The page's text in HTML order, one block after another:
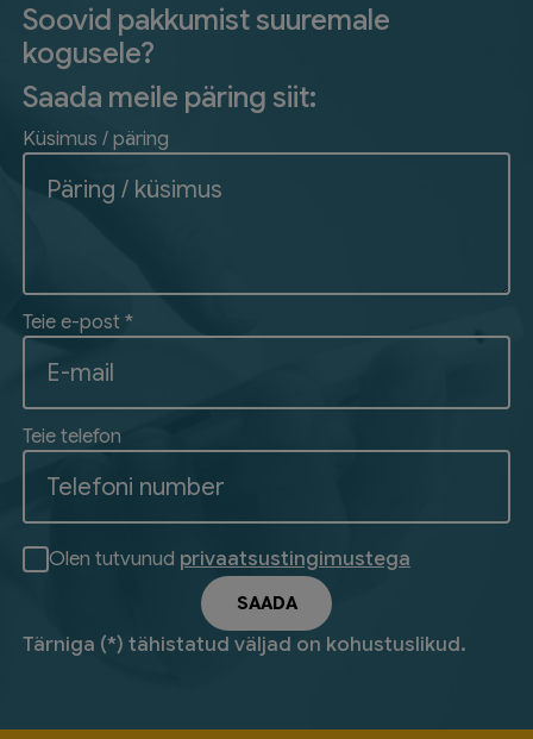
Soovid pakkumist suuremale
kogusele?
Saada meile päring siit:
Küsimus / päring
Teie e-post *
Teie telefon
Olen tutvunud privaatsustingimustega
Tärniga (*) tähistatud väljad on kohustuslikud.